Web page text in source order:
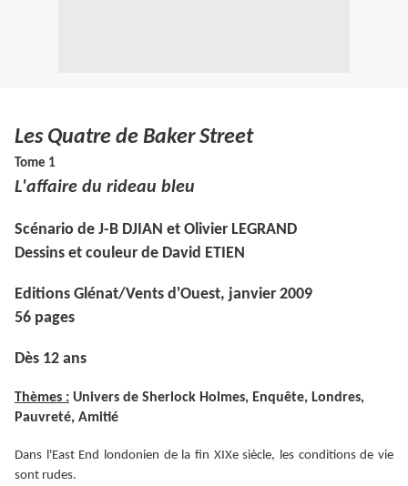
Les Quatre de Baker Street
Tome 1
L'affaire du rideau bleu
Scénario de J-B DJIAN et Olivier LEGRAND
Dessins et couleur de David ETIEN
Editions Glénat/Vents d'Ouest, janvier 2009
56 pages
Dès 12 ans
Thèmes : Univers de Sherlock Holmes, Enquête, Londres,
Pauvreté, Amitié
Dans l'East End londonien de la fin XIXe siècle, les conditions de vie
sont rudes.